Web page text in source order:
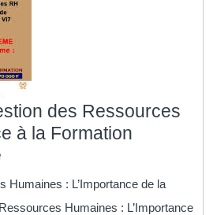
des Ressources
à la Formation
la
Gestion
Humaines : L’Importance de la
Humaines : L’Importance